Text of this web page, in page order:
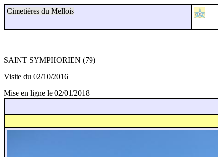
Cimetières du Mellois
SAINT SYMPHORIEN (79)
Visite du 02/10/2016
Mise en ligne le 02/01/2018